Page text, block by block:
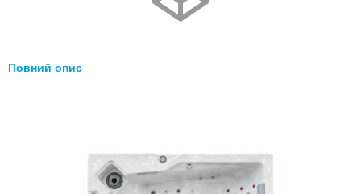
Повний опис